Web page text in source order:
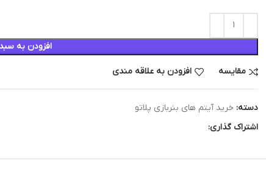
افزودن به
مقایسه افزودن به علاقه مندی
دسته: خرید آیتم های بنربازی پلاتو
اشتراک گذاری: